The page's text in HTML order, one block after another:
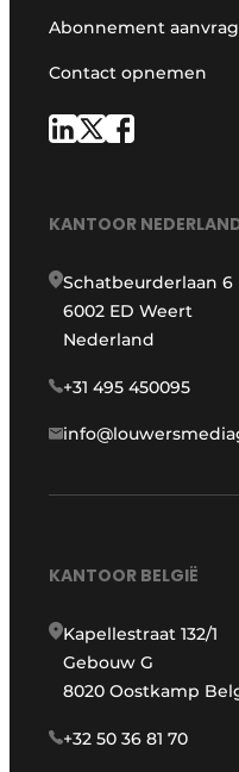
Abonnement
Contact opnemen
KANTOOR
Schatbeurderlaan 6
6002 ED Weert
Nederland
+31 495 450095
KANTOOR BELGIË
Kapellestraat 132/1
Gebouw G
8020 Oostkamp
+32 50 36 81 70